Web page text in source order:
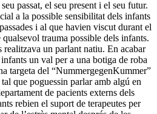
passat, el seu present i el seu futur.
a la possible sensibilitat dels infants
i al que havien viscut durant el
trauma possible dels infants.
realitzava un parlant natiu. En acabar
un val per a una botiga de roba
targeta del “NummergegenKummer”
que poguessin parlar amb algú en
de pacients externs dels
rebien el suport de terapeutes per